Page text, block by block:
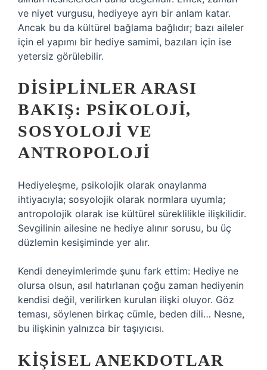
ve niyet vurgusu, hediyeye ayrı bir anlam katar.
Ancak bu da kültürel bağlama bağlıdır; bazı aileler
için el yapımı bir hediye samimi, bazıları için ise
yetersiz görülebilir.
DISIPLINLER ARASI
BAKIŞ: PSIKOLOJI,
SOSYOLOJI VE
ANTROPOLOJI
Hediyeleşme, psikolojik olarak onaylanma
ihtiyacıyla; sosyolojik olarak normlara uyumla;
antropolojik olarak ise kültürel süreklilikle ilişkilidir.
Sevgilinin ailesine ne hediye alınır sorusu, bu üç
düzlemin kesişiminde yer alır.
Kendi deneyimlerimde şunu fark ettim: Hediye ne
olursa olsun, asıl hatırlanan çoğu zaman hediyenin
kendisi değil, verilirken kurulan ilişki oluyor. Göz
teması, söylenen birkaç cümle, beden dili… Nesne,
bu ilişkinin yalnızca bir taşıyıcısı.
KIŞISEL ANEKDOTLAR